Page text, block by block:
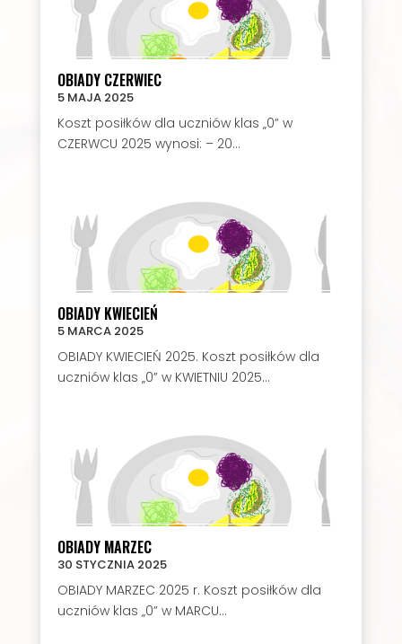
OBIADY CZERWIEC
5 MAJA 2025
Koszt posiłków dla uczniów klas „0” w
CZERWCU 2025 wynosi: – 20...
OBIADY KWIECIEŃ
5 MARCA 2025
OBIADY KWIECIEŃ 2025. Koszt posiłków dla
uczniów klas „0” w KWIETNIU 2025...
OBIADY MARZEC
30 STYCZNIA 2025
OBIADY MARZEC 2025 r. Koszt posiłków dla
uczniów klas „0” w MARCU...